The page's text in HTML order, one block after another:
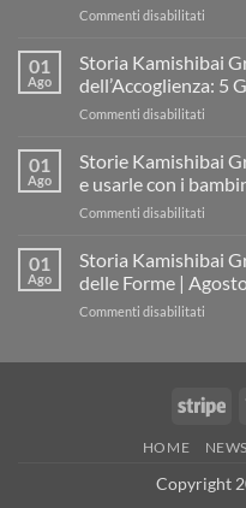
Commenti disabilitati
gratis
il
“fare
una
lezione
01
Ago
Storia Kamishibai
dell’Accoglienza: 5
Commenti disabilitati
Gratis
per
Giorni
01
Ago
Storie Kamishibai
e usarle con i
Commenti disabilitati
Gratis
da
usarle
con
bambini
01
Ago
Storia Kamishibai
delle Forme |
Commenti disabilitati
La
delle
|
HOME NEWS
Copyright